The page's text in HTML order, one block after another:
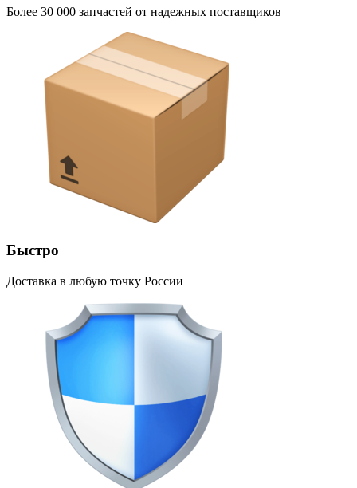
Более 30 000 запчастей от надежных поставщиков
Быстро
Доставка в любую точку России